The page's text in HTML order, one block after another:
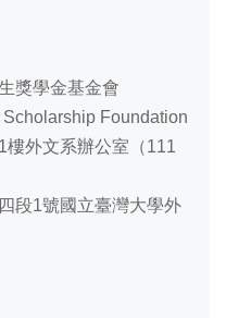
獎學金基金會
Foundation
樓外文系辦公室（111
段1號國立臺灣大學外